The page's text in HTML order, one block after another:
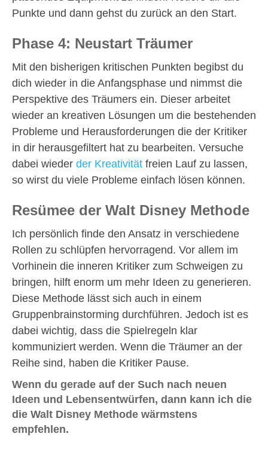
Punkte und dann gehst du zurück an den Start.
Phase 4: Neustart Träumer
Mit den bisherigen kritischen Punkten begibst du
dich wieder in die Anfangsphase und nimmst die
Perspektive des Träumers ein. Dieser arbeitet
wieder an kreativen Lösungen um die bestehenden
Probleme und Herausforderungen die der Kritiker
in dir herausgefiltert hat zu bearbeiten. Versuche
dabei wieder der Kreativität freien Lauf zu lassen,
so wirst du viele Probleme einfach lösen können.
Resümee der Walt Disney Methode
Ich persönlich finde den Ansatz in verschiedene
Rollen zu schlüpfen hervorragend. Vor allem im
Vorhinein die inneren Kritiker zum Schweigen zu
bringen, hilft enorm um mehr Ideen zu generieren.
Diese Methode lässt sich auch in einem
Gruppenbrainstorming durchführen. Jedoch ist es
dabei wichtig, dass die Spielregeln klar
kommuniziert werden. Wenn die Träumer an der
Reihe sind, haben die Kritiker Pause.
Wenn du gerade auf der Such nach neuen
Ideen und Lebensentwürfen, dann kann ich die
die Walt Disney Methode wärmstens
empfehlen.